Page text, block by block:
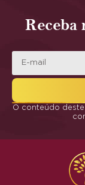
Receba
O conteúdo